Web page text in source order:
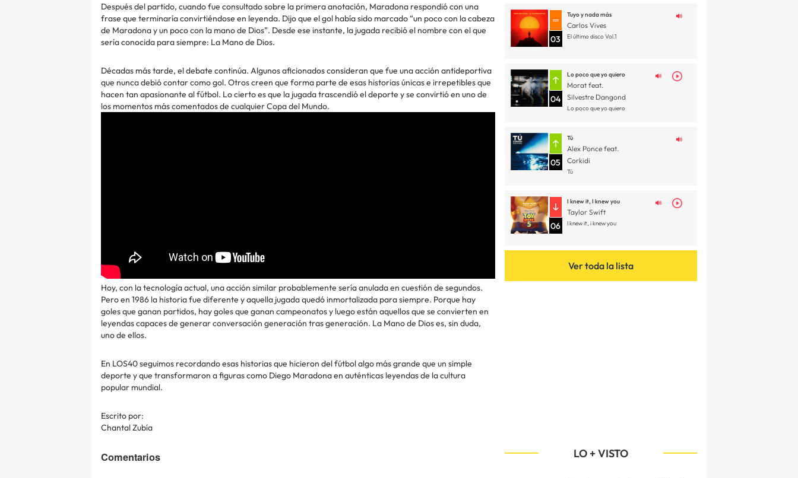
Después del partido, cuando fue consultado sobre la primera anotación, Maradona respondió con una
frase que terminaría convirtiéndose en leyenda. Dijo que el gol había sido marcado “un poco con la cabeza
de Maradona y un poco con la mano de Dios”. Desde ese instante, la jugada recibió el nombre con el que
sería conocida para siempre: La Mano de Dios.
Décadas más tarde, el debate continúa. Algunos aficionados consideran que fue una acción antideportiva
que nunca debió contar como gol. Otros creen que forma parte de esas historias únicas e irrepetibles que
hacen tan apasionante al fútbol. Lo cierto es que la jugada trascendió el deporte y se convirtió en uno de
los momentos más comentados de cualquier Copa del Mundo.
Hoy, con la tecnología actual, una acción similar probablemente sería anulada en cuestión de segundos.
Pero en 1986 la historia fue diferente y aquella jugada quedó inmortalizada para siempre. Porque hay
goles que ganan partidos, hay goles que ganan campeonatos y luego están aquellos que se convierten en
leyendas capaces de generar conversación generación tras generación. La Mano de Dios es, sin duda,
uno de ellos.
En LOS40 seguimos recordando esas historias que hicieron del fútbol algo más grande que un simple
deporte y que transformaron a figuras como Diego Maradona en auténticas leyendas de la cultura
popular mundial.
Escrito por:
Chantal Zubía
Comentarios
03
Tuyo y nada más
Carlos Vives
El último disco Vol.1
04
Lo poco que yo quiero
Morat feat.
Silvestre Dangond
Lo poco que yo quiero
05
Tú
Alex Ponce feat.
Corkidi
Tú
06
I knew it, I knew you
Taylor Swift
I knew it, i knew you
Ver toda la lista
LO + VISTO